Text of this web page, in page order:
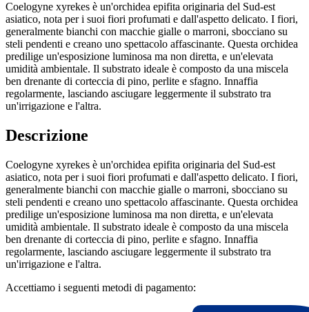
Coelogyne xyrekes è un'orchidea epifita originaria del Sud-est
asiatico, nota per i suoi fiori profumati e dall'aspetto delicato. I fiori,
generalmente bianchi con macchie gialle o marroni, sbocciano su
steli pendenti e creano uno spettacolo affascinante. Questa orchidea
predilige un'esposizione luminosa ma non diretta, e un'elevata
umidità ambientale. Il substrato ideale è composto da una miscela
ben drenante di corteccia di pino, perlite e sfagno. Innaffia
regolarmente, lasciando asciugare leggermente il substrato tra
un'irrigazione e l'altra.
Descrizione
Coelogyne xyrekes è un'orchidea epifita originaria del Sud-est
asiatico, nota per i suoi fiori profumati e dall'aspetto delicato. I fiori,
generalmente bianchi con macchie gialle o marroni, sbocciano su
steli pendenti e creano uno spettacolo affascinante. Questa orchidea
predilige un'esposizione luminosa ma non diretta, e un'elevata
umidità ambientale. Il substrato ideale è composto da una miscela
ben drenante di corteccia di pino, perlite e sfagno. Innaffia
regolarmente, lasciando asciugare leggermente il substrato tra
un'irrigazione e l'altra.
Accettiamo i seguenti metodi di pagamento: